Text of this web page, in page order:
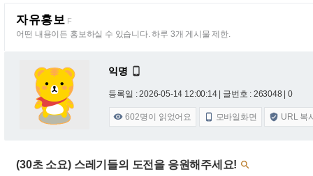
자유홍보 F
어떤 내용이든 홍보하실 수 있습니다. 하루 3개 게시물 제한.
익명 
등록일 : 2026-05-14 12:00:14 | 글번호 : 263048 | 0
 602명이 읽었어요  모바일화면  URL 복
(30초 소요) 스레기들의 도전을 응원해주세요! 